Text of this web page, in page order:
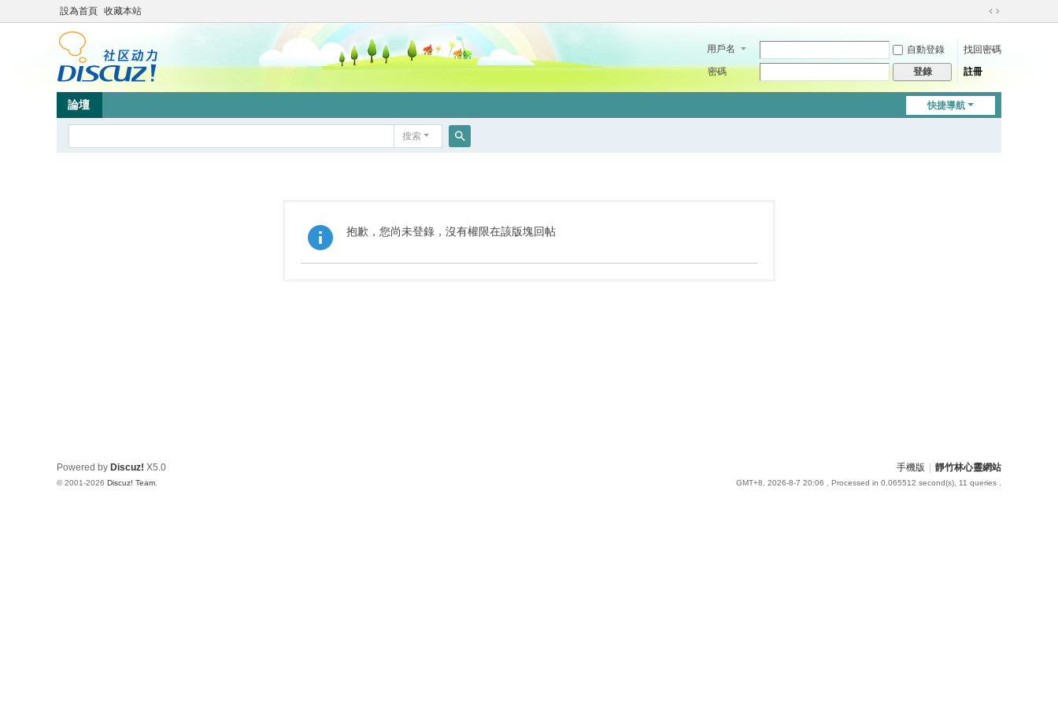
設為首頁 收藏本站
切
到
用戶名 自動登錄
找回密碼
密碼
登錄 註冊
快捷導航
論壇
搜索
抱歉，您尚未登錄，沒有權限在該版塊回帖
手機版 靜竹林心靈網站
GMT+8, 2026-8-7 20:06 , Processed in 0.065512 second(s), 11 queries .
Powered by Discuz! X5.0
© 2001-2026 Discuz! Team